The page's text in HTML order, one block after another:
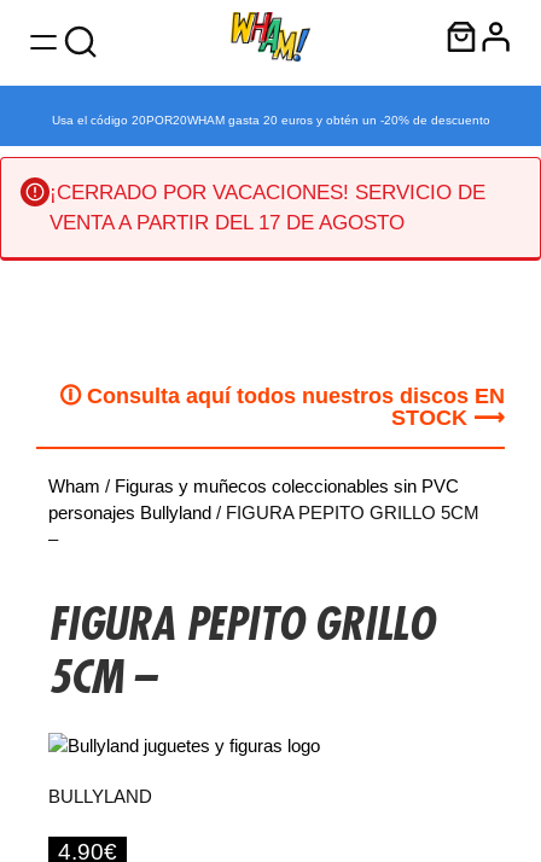
¡CERRADO POR VACACIONES! SERVICIO DE
VENTA A PARTIR DEL 17 DE AGOSTO
Usa el código 20POR20WHAM gasta 20 euros y obtén un -20% de descuento
🛈 Consulta aquí todos nuestros discos EN
STOCK ⟶
Wham / Figuras y muñecos coleccionables sin PVC
personajes Bullyland / FIGURA PEPITO GRILLO 5CM
–
FIGURA PEPITO GRILLO
5CM –
BULLYLAND
4.90€